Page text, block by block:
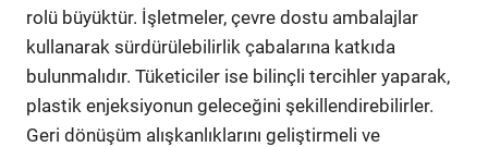
rolü büyüktür. İşletmeler, çevre dostu ambalajlar
kullanarak sürdürülebilirlik çabalarına katkıda
bulunmalıdır. Tüketiciler ise bilinçli tercihler yaparak,
plastik enjeksiyonun geleceğini şekillendirebilirler.
Geri dönüşüm alışkanlıklarını geliştirmeli ve